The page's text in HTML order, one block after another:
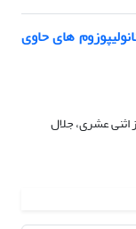
های حاوی
اثنی عشری، جلال